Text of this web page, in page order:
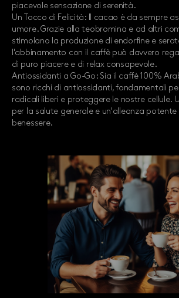
piacevole sensazione di serenità.
Un Tocco di Felicità: Il cacao è da sempre
umore. Grazie alla teobromina e ad altri
stimolano la produzione di endorfine e
l'abbinamento con il caffè può davvero
di puro piacere e di relax consapevole.
Antiossidanti a Go-Go: Sia il caffè 100%
sono ricchi di antiossidanti, fondamentali
radicali liberi e proteggere le nostre cellule.
per la salute generale e un'alleanza potente
benessere.